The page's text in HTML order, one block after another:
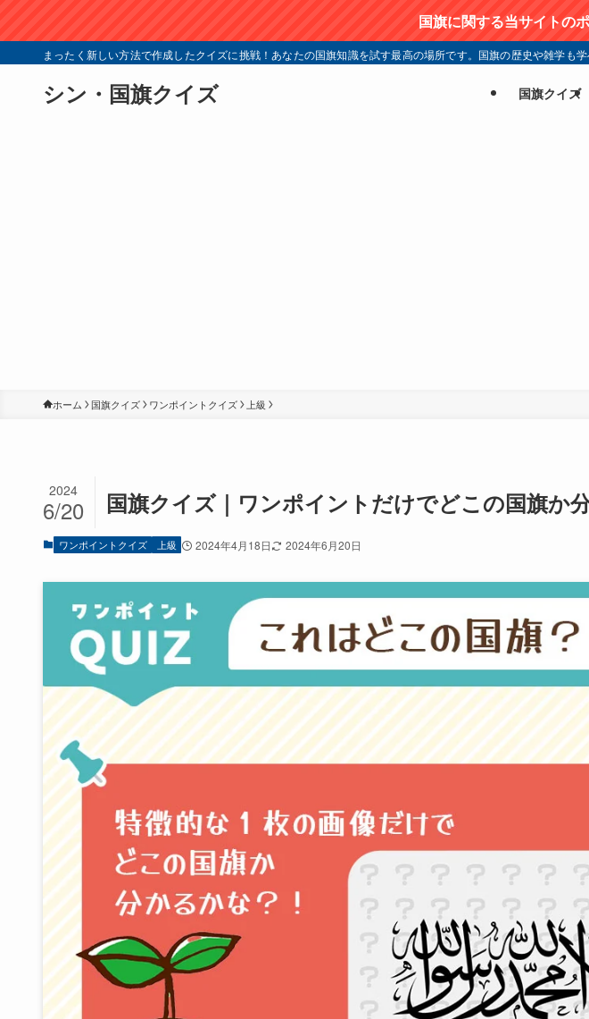
国旗に関する当サイトの
まったく新しい方法で作成したクイズに挑戦！あなたの国旗知識を試す最高の場所です。国旗の歴史や雑学
シン・国旗クイズ 国旗クイズ
ホーム 国旗クイズ ワンポイントクイズ 上級
国旗クイズ｜ワンポイントだけでどこの国旗か
2024
6/20
ワンポイントクイズ 上級 2024年4月18日 2024年6月20日